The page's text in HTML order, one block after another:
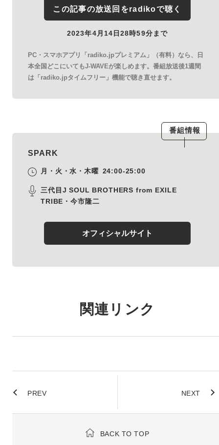
この記事の放送回をradikoで聴く
2023年4月14日28時59分まで
PC・スマホアプリ「radiko.jpプレミアム」（有料）なら、日
本全国どこにいてもJ-WAVEが楽しめます。番組放送後1週間
は「radiko.jpタイムフリー」機能で聴き直せます。
番組情報
SPARK
月・火・水・木曜 24:00-25:00
三代目J SOUL BROTHERS from EXILE
TRIBE・今市隆二
オフィシャルサイト
関連リンク
PREV NEXT
BACK TO TOP